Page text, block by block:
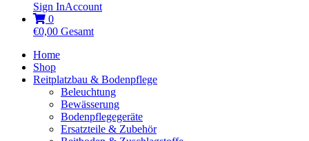
Sign InAccount
0
€0,00 Gesamt
Home
Shop
Reitplatzbau & Bodenpflege
Beleuchtung
Bewässerung
Bodenpflegegeräte
Ersatzteile & Zubehör